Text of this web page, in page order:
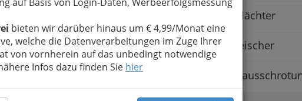
bieten wir darüber hinaus um € 4,99/Monat eine
welche die Datenverarbeitungen im Zuge Ihrer
von vornherein auf das unbedingt notwendige
Infos dazu finden Sie hier
Lohnschlächter
Pferdefleischer